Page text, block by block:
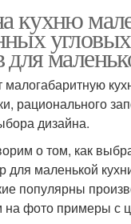
кухню
угловых
для
малогабаритную
рационального
дизайна.
о том, как
для маленькой
популярны
на фото примеры с